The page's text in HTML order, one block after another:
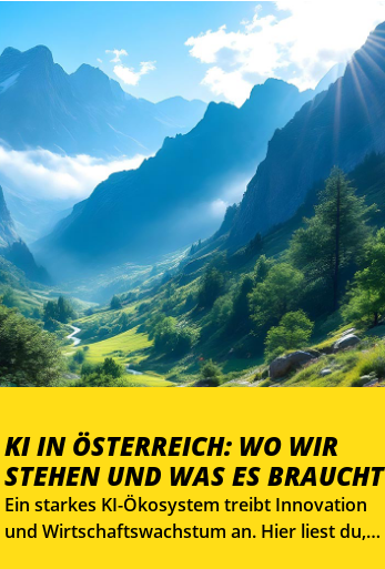
KI IN ÖSTERREICH: WO WIR
STEHEN UND WAS ES BRAUCHT
Ein starkes KI-Ökosystem treibt Innovation
und Wirtschaftswachstum an. Hier liest du,